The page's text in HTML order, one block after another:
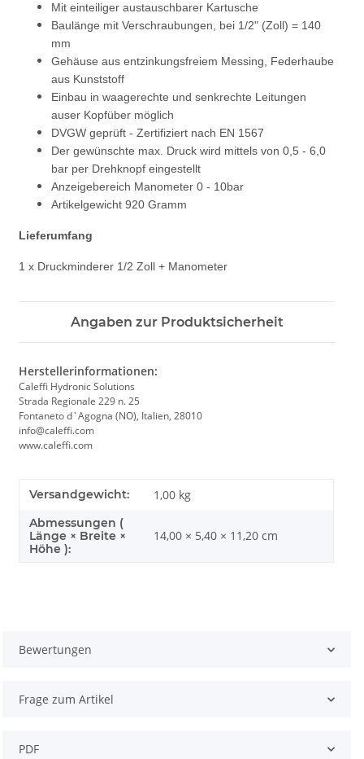
Mit einteiliger austauschbarer Kartusche
Baulänge mit Verschraubungen, bei 1/2" (Zoll) = 140
mm
Gehäuse aus entzinkungsfreiem Messing, Federhaube
aus Kunststoff
Einbau in waagerechte und senkrechte Leitungen
auser Kopfüber möglich
DVGW geprüft - Zertifiziert nach EN 1567
Der gewünschte max. Druck wird mittels von 0,5 - 6,0
bar per Drehknopf eingestellt
Anzeigebereich Manometer 0 - 10bar
Artikelgewicht 920 Gramm
Lieferumfang
1 x Druckminderer 1/2 Zoll + Manometer
Angaben zur Produktsicherheit
Herstellerinformationen:
Caleffi Hydronic Solutions
Strada Regionale 229 n. 25
Fontaneto d`Agogna (NO), Italien, 28010
info@caleffi.com
www.caleffi.com
Versandgewicht: 1,00 kg
Abmessungen (
Länge × Breite ×
Höhe ):
14,00 × 5,40 × 11,20 cm
Bewertungen
Frage zum Artikel
PDF